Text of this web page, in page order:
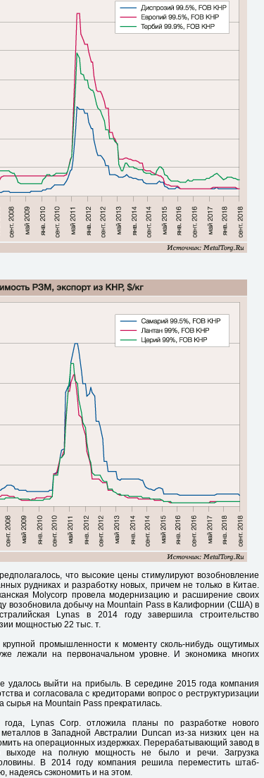
что высокие цены стимулируют возобновление
рудниках и разработку новых, причем не только в Китае.
Molycorp провела модернизацию и расширение своих
возобновила добычу на Mountain Pass в Калифорнии (США) в
Lynas в 2014 году завершила строительство
мощностью 22 тыс. т.
крупной промышленности к моменту сколь-нибудь ощутимых
лежали на первоначальном уровне. И экономика многих
удалось выйти на прибыль. В середине 2015 года компания
и согласовала с кредиторами вопрос о реструктуризации
сырья на Mountain Pass прекратилась.
Lynas Corp. отложила планы по разработке нового
в Западной Австралии Duncan из-за низких цен на
на операционных издержках. Перерабатывающий завод в
на полную мощность не было и речи. Загрузка
В 2014 году компания решила переместить штаб-
надеясь сэкономить и на этом.